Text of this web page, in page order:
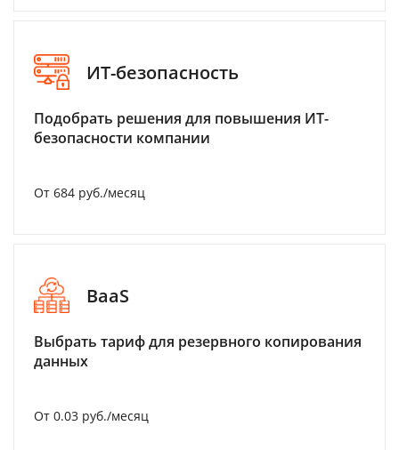
ИТ-безопасность
Подобрать решения для повышения ИТ-
безопасности компании
От 684 руб./месяц
BaaS
Выбрать тариф для резервного копирования
данных
От 0.03 руб./месяц